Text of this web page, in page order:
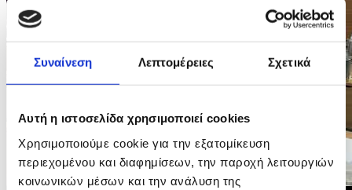
Συναίνεση Λεπτομέρειες Σχετικά
Αυτή η ιστοσελίδα χρησιμοποιεί cookies
Χρησιμοποιούμε cookie για την εξατομίκευση
περιεχομένου και διαφημίσεων, την παροχή λειτουργιών
κοινωνικών μέσων και την ανάλυση της